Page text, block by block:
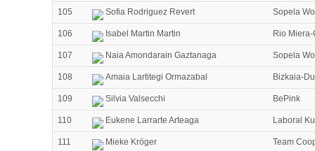
105 Sofia Rodriguez Revert Sopela
106 Isabel Martin Martin Rio
107 Naia Amondarain Gaztanaga Sopela
108 Amaia Lartitegi Ormazabal Bizkaia-
109 Silvia Valsecchi BePink
110 Eukene Larrarte Arteaga Laboral
111 Mieke Kröger Team